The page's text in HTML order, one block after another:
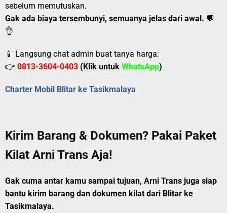
sebelum memutuskan.
Gak ada biaya tersembunyi, semuanya jelas dari awal. 💬
👌
📱 Langsung chat admin buat tanya harga:
👉 0813-3604-0403 (Klik untuk WhatsApp)
Charter Mobil Blitar ke Tasikmalaya
Kirim Barang & Dokumen? Pakai Paket
Kilat Arni Trans Aja!
Gak cuma antar kamu sampai tujuan, Arni Trans juga siap
bantu kirim barang dan dokumen kilat dari Blitar ke
Tasikmalaya.